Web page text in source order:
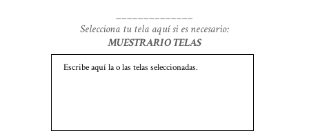
______________
Selecciona tu tela aquí si es necesario:
MUESTRARIO TELAS